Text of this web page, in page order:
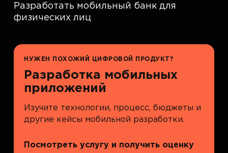
Разработать мобильный банк для
физических лиц
НУЖЕН ПОХОЖИЙ ЦИФРОВОЙ ПРОДУКТ?
Разработка мобильных
приложений
Изучите технологии, процесс, бюджеты и
другие кейсы мобильной разработки.
Посмотреть услугу и получить оценку